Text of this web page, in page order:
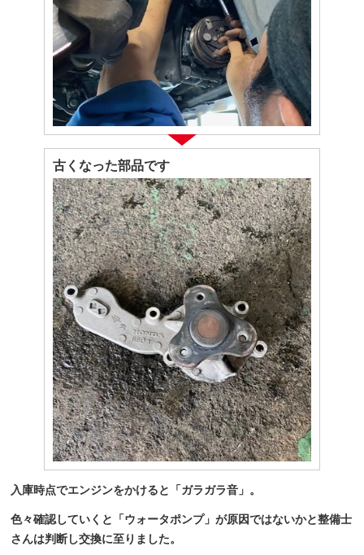
古くなった部品です
入庫時点でエンジンをかけると「ガラガラ音」。
色々確認していくと「ウォータポンプ」が原因ではないかと整備士
さんは判断し交換に至りました。